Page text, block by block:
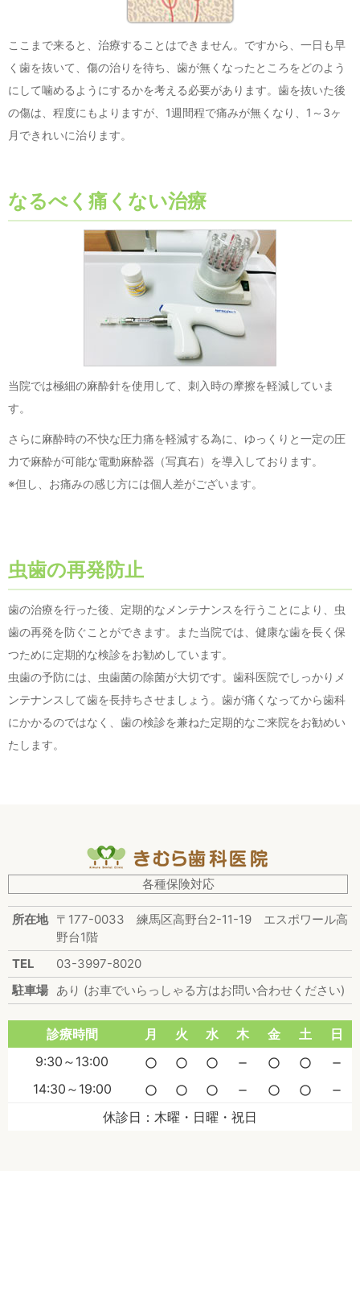
ここまで来ると、治療することはできません。ですから、一日も早
く歯を抜いて、傷の治りを待ち、歯が無くなったところをどのよう
にして噛めるようにするかを考える必要があります。歯を抜いた後
の傷は、程度にもよりますが、1週間程で痛みが無くなり、1～3ヶ
月できれいに治ります。
なるべく痛くない治療
当院では極細の麻酔針を使用して、刺入時の摩擦を軽減していま
す。
さらに麻酔時の不快な圧力痛を軽減する為に、ゆっくりと一定の圧
力で麻酔が可能な電動麻酔器（写真右）を導入しております。
※但し、お痛みの感じ方には個人差がございます。
虫歯の再発防止
歯の治療を行った後、定期的なメンテナンスを行うことにより、虫
歯の再発を防ぐことができます。また当院では、健康な歯を長く保
つために定期的な検診をお勧めしています。
虫歯の予防には、虫歯菌の除菌が大切です。歯科医院でしっかりメ
ンテナンスして歯を長持ちさせましょう。歯が痛くなってから歯科
にかかるのではなく、歯の検診を兼ねた定期的なご来院をお勧めい
たします。
各種保険対応
所在地 〒177-0033 練馬区高野台2-11-19 エスポワール高
野台1階
TEL
03-3997-8020
駐車場 あり (お車でいらっしゃる方はお問い合わせください)
診療時間 月 火 水 木 金 土
日
9:30～13:00
radio_button_unchecked radio_button_unchecked radio_button_unchecked remove radio_button_unchecked radio_button_unchecked remove
14:30～19:00 radio_button_unchecked radio_button_unchecked radio_button_unchecked remove radio_button_unchecked radio_button_unchecked remove
休診日：木曜・日曜・祝日